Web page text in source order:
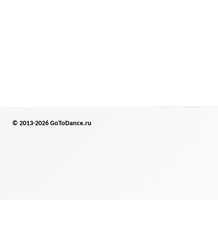
© 2013-2026 GoToDance.ru